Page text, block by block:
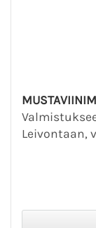
Leivontaan,